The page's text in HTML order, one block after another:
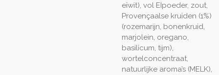
eiwit), vol EIpoeder, zout,
Provençaalse kruiden (1%)
(rozemarijn, bonenkruid,
marjolein, oregano,
basilicum, tijm),
wortelconcentraat,
natuurlijke aroma’s (MELK),